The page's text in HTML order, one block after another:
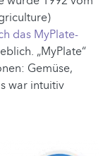
das MyPlate-
„MyPlate“
Gemüse,
war intuitiv